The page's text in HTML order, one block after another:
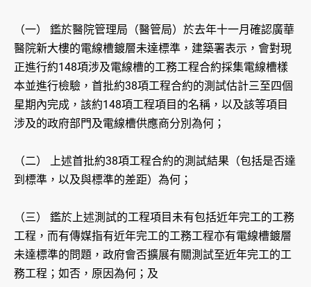
（一） 鑑於醫院管理局（醫管局）於去年十一月確認廣華
醫院新大樓的電線槽鍍層未達標準，建築署表示，會對現
正進行約148項涉及電線槽的工務工程合約採集電線槽樣
本並進行檢驗，首批約38項工程合約的測試估計三至四個
星期內完成，該約148項工程項目的名稱，以及該等項目
涉及的政府部門及電線槽供應商分別為何；
（二） 上述首批約38項工程合約的測試結果（包括是否達
到標準，以及與標準的差距）為何；
（三） 鑑於上述測試的工程項目未有包括近年完工的工務
工程，而有傳媒指有近年完工的工務工程亦有電線槽鍍層
未達標準的問題，政府會否擴展有關測試至近年完工的工
務工程；如否，原因為何；及